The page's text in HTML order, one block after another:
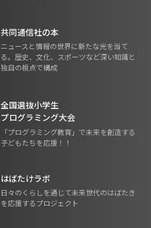
共同通信社の本
ニュースと情報の世界に新たな光を当て
る。歴史、文化、スポーツなど深い知識と
独自の視点で構成
全国選抜小学生
プログラミング大会
「プログラミング教育」で未来を創造する
子どもたちを応援！！
はばたけラボ
日々のくらしを通じて未来世代のはばたき
を応援するプロジェクト